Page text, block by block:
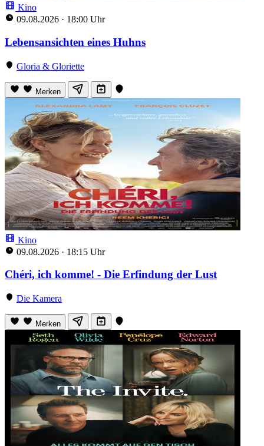
Kino
09.08.2026 · 18:00 Uhr
Lebensansichten eines Huhns
Gloria & Gloriette
Merken
Kino
09.08.2026 · 18:15 Uhr
Chéri, ich komme! - Die Erfindung der Lust
Die Kamera
Merken